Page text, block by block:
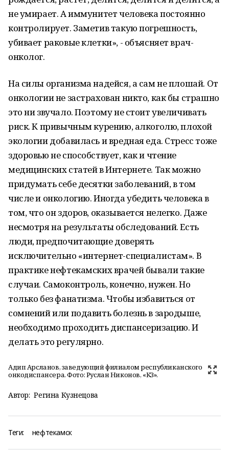
не умирает. А иммунитет человека постоянно
контролирует. Заметив такую погрешность,
убивает раковые клетки», - объясняет врач-
онколог.
На силы организма надейся, а сам не плошай. От
онкологии не застрахован никто, как бы страшно
это ни звучало. Поэтому не стоит увеличивать
риск. К привычным курению, алкоголю, плохой
экологии добавилась и вредная еда. Стресс тоже
здоровью не способствует, как и чтение
медицинских статей в Интернете. Так можно
придумать себе десятки заболеваний, в том
числе и онкологию. Иногда убедить человека в
том, что он здоров, оказывается нелегко. Даже
несмотря на результаты обследований. Есть
люди, предпочитающие доверять
исключительно «интернет-специалистам». В
практике нефтекамских врачей бывали такие
случаи. Самоконтроль, конечно, нужен. Но
только без фанатизма. Чтобы избавиться от
сомнений или подавить болезнь в зародыше,
необходимо проходить диспансеризацию. И
делать это регулярно.
Адип Арсланов, заведующий филиалом республиканского
онкодиспансера. Фото: Руслан Никонов, «КЗ».
Автор: Регина Кузнецова
Теги: нефтекамск